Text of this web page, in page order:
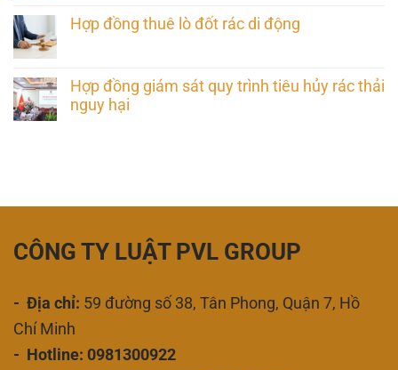
Hợp đồng thuê lò đốt rác di động
Hợp đồng giám sát quy trình tiêu hủy rác thải
nguy hại
CÔNG TY LUẬT PVL GROUP
- Địa chỉ: 59 đường số 38, Tân Phong, Quận 7, Hồ
Chí Minh
- Hotline: 0981300922